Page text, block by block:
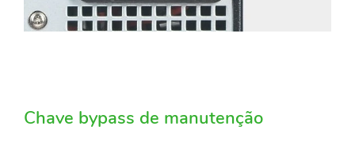
Chave bypass de manutenção